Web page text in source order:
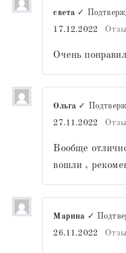
света ✓
17.12.2022
Очень
Ольга ✓
27.11.2022
Вообще
вошли ,
Марина ✓
26.11.2022